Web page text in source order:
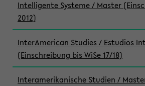
Intelligente Systeme / Master
2012)
InterAmerican Studies / Estudios
(Einschreibung bis WiSe 17/18)
Interamerikanische Studien /